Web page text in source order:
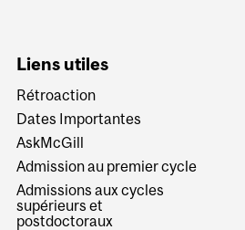
Liens utiles
Rétroaction
Dates Importantes
AskMcGill
Admission au premier cycle
Admissions aux cycles
supérieurs et
postdoctoraux